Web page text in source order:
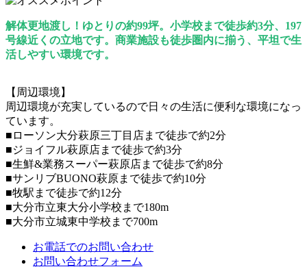
解体更地渡し！ゆとりの約99坪。小学校まで徒歩約3分、197
号線近くの立地です。商業施設も徒歩圏内に揃う、平坦で生
活しやすい環境です。
【周辺環境】
周辺環境が充実しているので日々の生活に便利な環境になっ
ています。
■ローソン大分萩原三丁目店まで徒歩で約2分
■ジョイフル萩原店まで徒歩で約3分
■生鮮&業務スーパー萩原店まで徒歩で約8分
■サンリブBUONO萩原まで徒歩で約10分
■牧駅まで徒歩で約12分
■大分市立東大分小学校まで180m
■大分市立城東中学校まで700m
お電話でのお問い合わせ
お問い合わせフォーム